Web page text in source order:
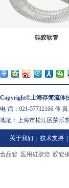
硅胶软管
Copyright©上海存简流体
电 话：021-57712166 传
地址：上海市松江区荣乐
关于我们 技术支持
食品管 医用硅胶管 胶管